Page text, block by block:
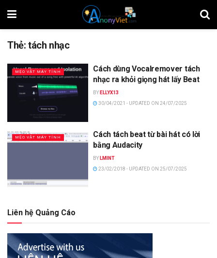
Thẻ:tách nhạc
MẸO VẶT MÁY TÍNH
Cách dùng Vocalremover tách
nhạc ra khỏi giọng hát lấy Beat
BY ELLYX13
30/04/2021 - UPDATED ON 24/07/2025
MẸO VẶT MÁY TÍNH
Cách tách beat từ bài hát có lời
bằng Audacity
BY LMINT
23/02/2018 - UPDATED ON 25/07/2025
Liên hệ Quảng Cáo